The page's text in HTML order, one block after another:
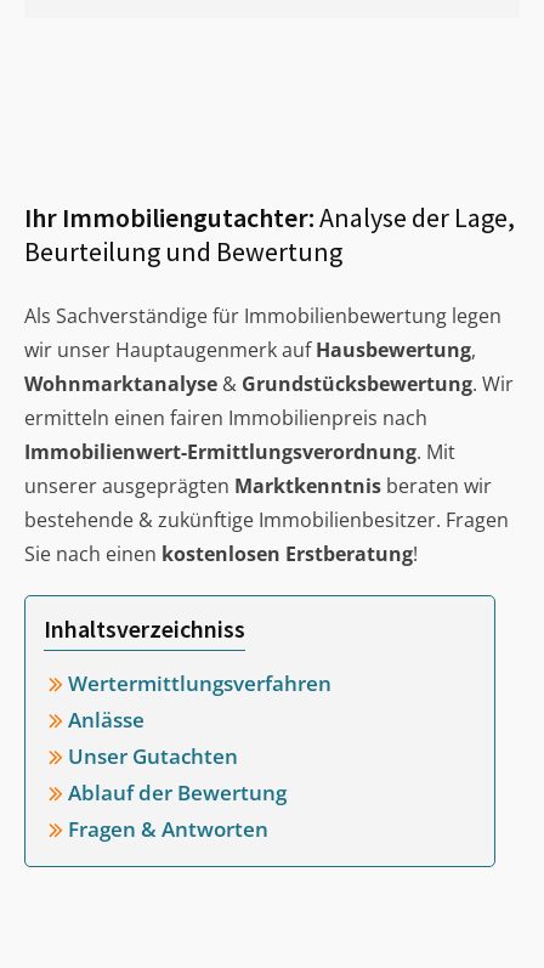
Ihr Immobiliengutachter:Analyse der Lage,
Beurteilung und Bewertung
Als Sachverständige für Immobilienbewertung legen
wir unser Hauptaugenmerk aufHausbewertung,
Wohnmarktanalyse & Grundstücksbewertung. Wir
ermitteln einen fairen Immobilienpreis nach
Immobilienwert-Ermittlungsverordnung. Mit
unserer ausgeprägten Marktkenntnis beraten wir
bestehende & zukünftige Immobilienbesitzer. Fragen
Sie nach einen kostenlosen Erstberatung!
Inhaltsverzeichniss
Wertermittlungsverfahren
Anlässe
Unser Gutachten
Ablauf der Bewertung
Fragen & Antworten